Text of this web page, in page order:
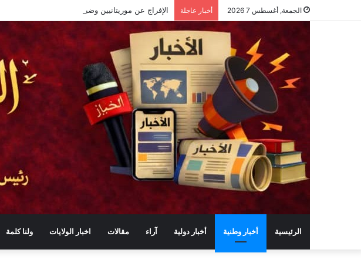
الجمعة, أغسطس 7 2026 أخبار عاجلة
الرئيسية أخبار وطنية أخبار دولية آراء مقالات اخبار الولايات ولنا كلمة